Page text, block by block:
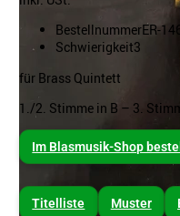
BestellnummerER-
Schwierigkeit3
für Brass Quintett
1./2. Stimme in B – 3.
Im Blasmusik-Shop
Titelliste Muster